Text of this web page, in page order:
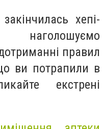
хепі-
правил
ви потрапили в
екстрені